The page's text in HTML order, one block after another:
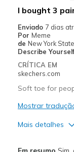
Contras
Melhores
Sizing
View On Shoes
I bought 3
Enviado 7 dias
Por Meme
de New York State
Describe
CRÍTICA EM
skechers.com
Soft toe for
Mostrar
Mais detalhes